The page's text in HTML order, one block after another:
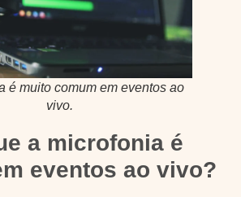
é muito comum em eventos ao
vivo.
a microfonia é
eventos ao vivo?